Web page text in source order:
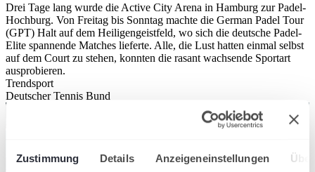
Zustimmung Details Anzeigeneinstellungen
Drei Tage lang wurde die Active City Arena in Hamburg zur Padel-
Hochburg. Von Freitag bis Sonntag machte die German Padel Tour
(GPT) Halt auf dem Heiligengeistfeld, wo sich die deutsche Padel-
Elite spannende Matches lieferte. Alle, die Lust hatten einmal selbst
auf dem Court zu stehen, konnten die rasant wachsende Sportart
ausprobieren.
Trendsport
Deutscher Tennis Bund